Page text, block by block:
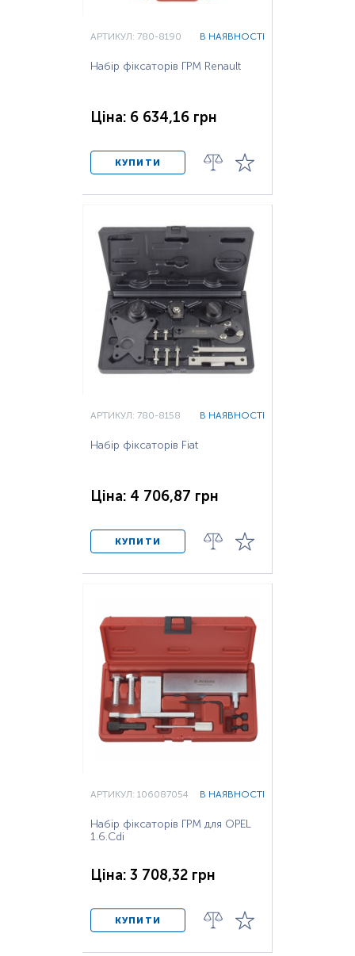
АРТИКУЛ: 780-8190 В НАЯВНОСТІ
Набір фіксаторів ГРМ Renault
Ціна: 6 634,16 грн
КУПИТИ
АРТИКУЛ: 780-8158 В НАЯВНОСТІ
Набір фіксаторів Fiat
Ціна: 4 706,87 грн
КУПИТИ
АРТИКУЛ: 106087054 В НАЯВНОСТІ
Набір фіксаторів ГРМ для OPEL
1.6.Cdi
Ціна: 3 708,32 грн
КУПИТИ